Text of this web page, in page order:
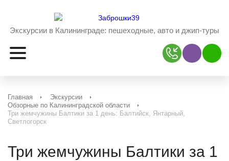
Экскурсии в Калининграде: пешеходные, авто и джип-туры
Наш ViberНаш
Главная
Экскурсии
Обзорные по Калининградской области
Три жемчужины Балтики за 1 день: Балтийск, Янтарный,
Светлогорск
Три жемчужины Балтики за 1